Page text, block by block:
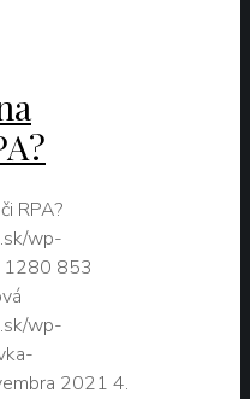
RPA?
wp-
1280 853
wp-
2021 4.